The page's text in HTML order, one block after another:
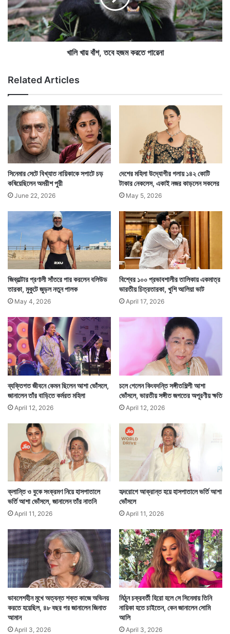
জয়া ভাদুড়ীকে জীবনসঙ্গী করার সিদ্ধান্ত নেওয়ার সময় অমিতাভ
বচ্চন এই লম্বা চুলের বিষয়টিকেও প্রাধান্য দিয়েছিলেন। একথা
তিনি নিজেই জানালেন।
অমিতাভ আরও জানান, লম্বা চুল ছিল লতা মঙ্গেশকরেরও। লতাজির
সেই লম্বা চুল অমিতাভের খুবই পছন্দ ছিল। অমিতাভ এও জানান,
মহিলাদের চুল কেটে ফেলাটা তাঁর একদম পছন্দ হয়না।
মেয়েরা তাঁদের স্বাভাবিকভাবে বাড়তে থাকা চুল কেটে ছোট করে
নেন। কিন্তু লম্বা চুলেই তাঁদের ভাল লাগে। লম্বা চুলের প্রতি
অমিতাভ বচ্চনের এই ভালোলাগা অবশেষে সামনে এল। যা নিজেই
সকলের সামনে অকপটে তুলে ধরলেন বলিউড কিংবদন্তী। —
সংবাদ সংস্থার সাহায্য নিয়ে লেখা
যা
তা
য়া
তে
জ
ল
ই
সা
শ
,
ত
বে
ক
র
তে
না
খালি খায় বাঁশ, তবে হজম করতে পারেনা
Related Articles
সিনেমার সেটে বিখ্যাত নায়িকাকে সপাটে চড়
কষিয়েছিলেন অমরীশ পুরী
June 22, 2026
দেশের মহিলা উদ্যোগীর গলায় ১৪২ কোটি
টাকার নেকলেস, একাই নজর কাড়লেন সকলের
May 5, 2026
জিব্রাল্টার প্রণালী সাঁতরে পার করলেন বলিউড
তারকা, মুকুটে জুড়ল নতুন পালক
May 4, 2026
বিশ্বের ১০০ প্রভাবশালীর তালিকায় একমাত্র
ভারতীয় চিত্রতারকা, খুশি আলিয়া ভাট
April 17, 2026
ব্যক্তিগত জীবনে কেমন ছিলেন আশা ভোঁসলে,
জানালেন তাঁর বাড়িতে কর্মরত মহিলা
April 12, 2026
চলে গেলেন কিংবদন্তি সঙ্গীতশিল্পী আশা
ভোঁসলে, ভারতীয় সঙ্গীত জগতের অপূরণীয় ক্ষতি
April 12, 2026
ক্লান্তি ও বুকে সংক্রমণ নিয়ে হাসপাতালে
ভর্তি আশা ভোঁসলে, জানালেন তাঁর নাতনি
April 11, 2026
হৃদরোগে আক্রান্ত হয়ে হাসপাতালে ভর্তি আশা
ভোঁসলে
April 11, 2026
ভাবলেশহীন মুখে অত্যন্ত শক্ত কাজে অভিনয়
করতে হয়েছিল, ৪৮ বছর পর জানালেন জিনাত
আমান
April 3, 2026
মিঠুন চক্রবর্তী হিরো হলে সে সিনেমায় তিনি
নায়িকা হতে চাইতেন, কেন জানালেন সোমি
আলি
April 3, 2026